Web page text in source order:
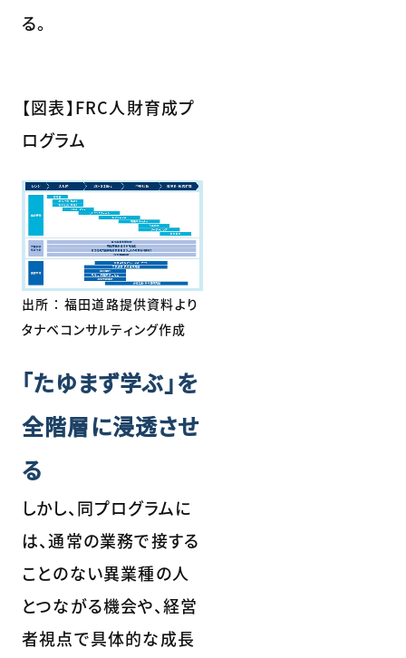
る。
【図表】FRC人財育成プ
ログラム
出所 ： 福田道路提供資料より
タナベコンサルティング作成
「たゆまず学ぶ」を
全階層に浸透させ
る
しかし、同プログラムに
は、通常の業務で接する
ことのない異業種の人
とつながる機会や、経営
者視点で具体的な成長